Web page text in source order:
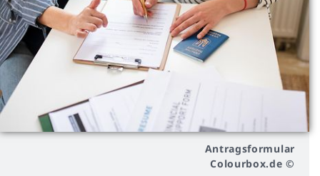
Antragsformular
© Colourbox.de